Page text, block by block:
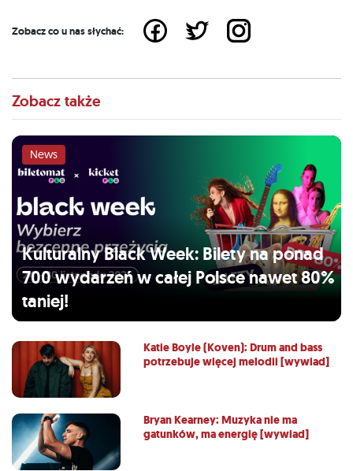
Zobacz co u nas słychać:
Zobacz także
Kulturalny Black Week: Bilety na ponad
700 wydarzeń w całej Polsce nawet 80%
taniej!
News
Katie Boyle (Koven): Drum and bass
potrzebuje więcej melodii [wywiad]
Bryan Kearney: Muzyka nie ma
gatunków, ma energię [wywiad]